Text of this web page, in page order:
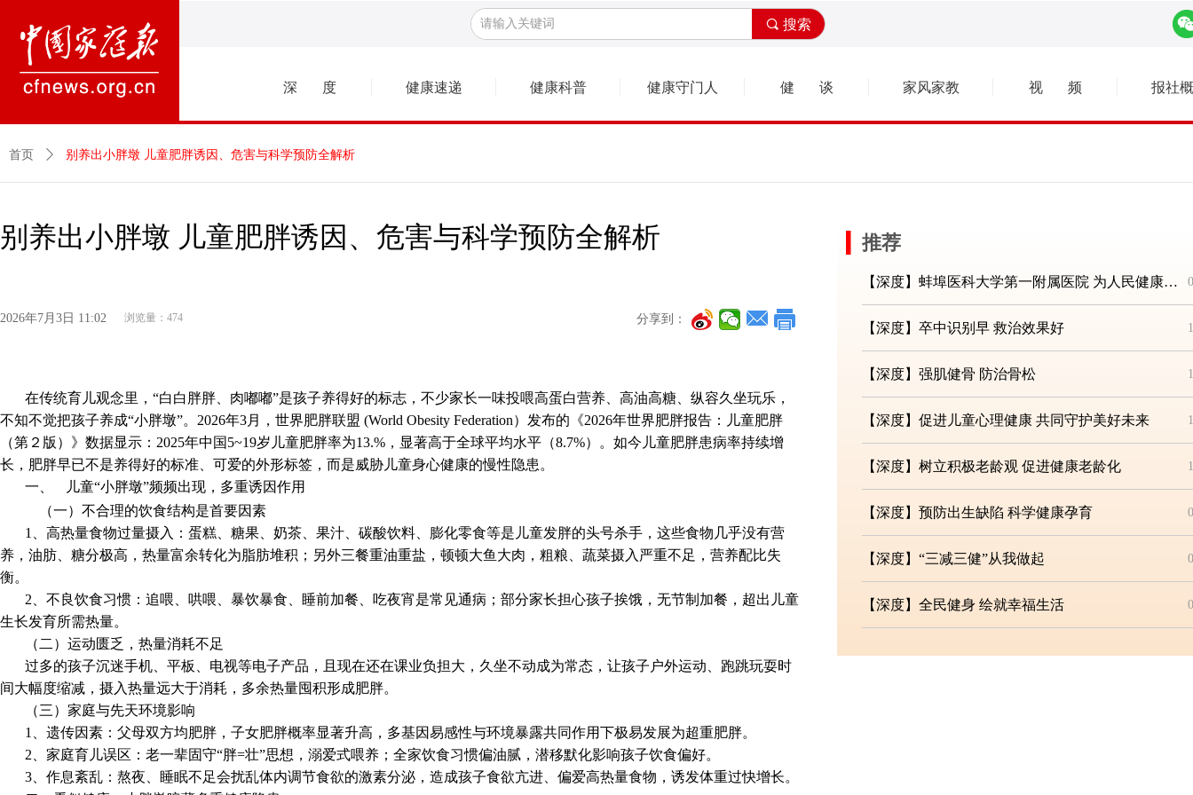
끠 搜索
深 度 健康速递 健康科普 健康守门人 健 谈 家风家教 视 频 报社
别养出小胖墩 儿童肥胖诱因、危害与科学预防全解析
在传统育儿观念里，“白白胖胖、肉嘟嘟”是孩子养得好的标志，不少家长一味投喂高蛋白营养、高油高糖、纵容久坐玩乐，
不知不觉把孩子养成“小胖墩”。 2026年3月， 世界肥胖联盟 (World Obesity Federation） 发布的《2026年世界肥胖报告：儿童肥胖
（第２版）》 数据显示：2025年中国5~19岁儿童肥胖率为13.%，显著高于全球平均水平（8.7%）。如今儿童肥胖患病率持续增
长，肥胖早已不是养得好的标准、可爱的外形标签，而是威胁儿童身心健康的慢性隐患。
一、
儿童“小胖墩”频频出现，多重诱因作用
（一）不合理的饮食结构是首要因素
1、高热量食物过量摄入：蛋糕、糖果、奶茶、果汁、碳酸饮料、膨化零食等是儿童发胖的头号杀手，这些食物几乎没有营
养，油肪、糖分极高，热量富余转化为脂肪堆积；另外三餐重油重盐，顿顿大鱼大肉，粗粮、蔬菜摄入严重不足，营养配比失
衡。
2、不良饮食习惯：追喂、哄喂、暴饮暴食、睡前加餐、吃夜宵是常见通病；部分家长担心孩子挨饿，无节制加餐，超出儿童
生长发育所需热量。
（二）运动匮乏，热量消耗不足
过多的孩子沉迷手机、平板、电视等电子产品 ， 且现在还在课业负担大， 久坐不动成为常态， 让孩子 户外运动、跑跳玩耍时
间大幅度缩减 ，摄入热量远大于消耗，多余热量囤积形成肥胖。
（三）家庭与先天环境影响
1、 遗传因素：父母双方均肥胖，子女肥胖概率显著升高，多基因易感性与环境暴露共同作用下极易发展为超重肥胖。
2、 家庭育儿误区：老一辈固守“胖=壮”思想，溺爱式喂养；全家饮食习惯偏油腻，潜移默化影响孩子饮食偏好。
3、 作息紊乱：熬夜、睡眠不足会扰乱体内调节食欲的激素分泌，造成孩子食欲亢进、偏爱高热量食物，诱发体重过快增长。
2026年7月3日 11:02 分享到：
浏览量： 474
首页 ꄲ 别养出小胖墩 儿童肥胖诱因、危害与科学预防全解析
【深度】蚌埠医科大学第一附属医院 为人民健康筑牢坚实防线
【深度】卒中识别早 救治效果好
【深度】强肌健骨 防治骨松
【深度】促进儿童心理健康 共同守护美好未来
【深度】树立积极老龄观 促进健康老龄化
【深度】预防出生缺陷 科学健康孕育
【深度】“三减三健”从我做起
【深度】全民健身 绘就幸福生活
【深度】让中医药走进千家万户
【深度】捐献血液 分享生命
【深度】以妇女健康带动家庭健康
【深度】爱眼日——致敬“光明守护者”
【深度】世界无烟日——共建共享无烟环境
【深度】计生协 齐动员
【深度】健康社区助力健康中国
【深度】签而有约 共享健康
【深度】致敬新时代“最美天使”
【深度】生命教育 “救”在身边
▎ 推荐